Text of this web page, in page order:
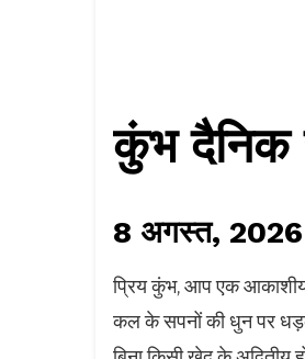
कुंभ दैनिक
8 अगस्त, 2026
प्रिय कुंभ, आप एक आकाशीय
कल के सपनों की धुन पर